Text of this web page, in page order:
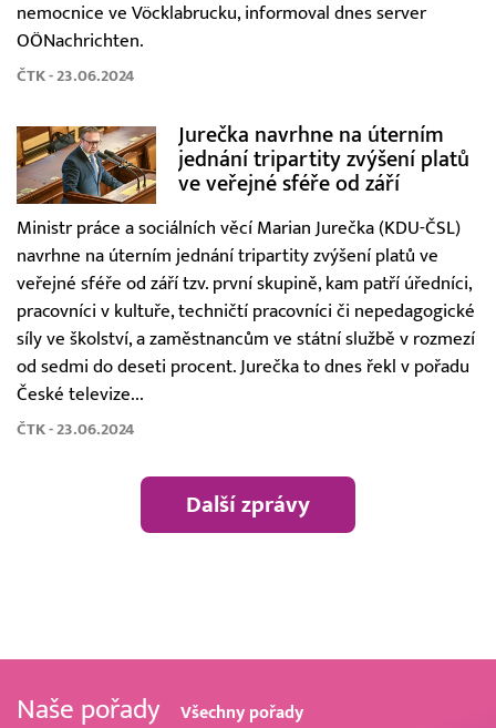
nemocnice ve Vöcklabrucku, informoval dnes server
OÖNachrichten.
ČTK - 23.06.2024
Jurečka navrhne na úterním
jednání tripartity zvýšení platů
ve veřejné sféře od září
Ministr práce a sociálních věcí Marian Jurečka (KDU-ČSL)
navrhne na úterním jednání tripartity zvýšení platů ve
veřejné sféře od září tzv. první skupině, kam patří úředníci,
pracovníci v kultuře, techničtí pracovníci či nepedagogické
síly ve školství, a zaměstnancům ve státní službě v rozmezí
od sedmi do deseti procent. Jurečka to dnes řekl v pořadu
České televize...
ČTK - 23.06.2024
Další zprávy
Naše pořady Všechny pořady